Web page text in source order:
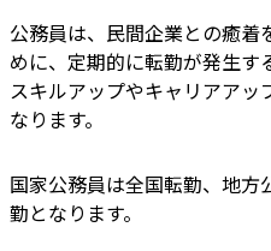
公務員は、民間企業との癒着
めに、定期的に転勤が発生す
スキルアップやキャリアアッ
なります。
国家公務員は全国転勤、地
勤となります。